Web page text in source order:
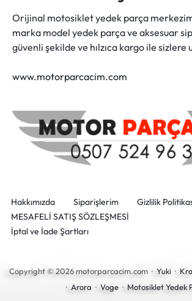
Orijinal motosiklet yedek parça
marka model yedek parça ve aksesuar
güvenli şekilde ve hılzıca kargo ile sizlere
www.motorparcacim.com
Hakkımızda Siparişlerim
Gizlilik
MESAFELİ SATIŞ SÖZLEŞMESİ
İptal ve İade Şartları
Copyright © 2026 motorparcacim.com · Yuki ·
· Arora · Voge· Motosiklet Yedek